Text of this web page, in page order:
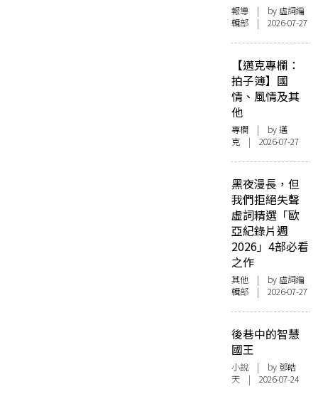
報導 | by 虛詞編
輯部 | 2026-07-27
【邁克專欄：
拍子簿】國
情、風情及其
他
專欄 | by邁
克 | 2026-07-27
黑夜漫長，但
我們拒絕失聲
虛詞精選「歐
亞紀錄片週
2026」4部必看
之作
其他 | by 虛詞編
輯部 | 2026-07-27
後巷中的智慧
國王
小說 | by 鄧皓
天 | 2026-07-24